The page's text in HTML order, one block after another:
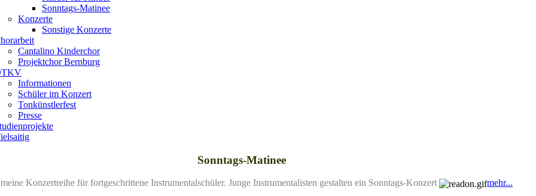
Sonntags-Matinee
Konzerte
Sonstige Konzerte
Cantalino Kinderchor
Projektchor Bernburg
Informationen
Schüler im Konzert
Tonkünstlerfest
Presse
Sonntags-Matinee
Konzertreihe für fortgeschrittene Instrumentalschüler. Junge Instrumentalisten gestalten ein Sonntags-Konzert mehr...